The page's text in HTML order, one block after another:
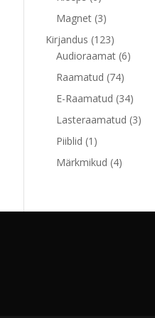
toodet
Magnet 33
toodet
Kirjandus 123123
toodet
Audioraamat 66
Raamatud 7474
toodet
E-Raamatud 3434
toodet
Lasteraamatud 33
Piiblid 1 1
toode
Märkmikud 44